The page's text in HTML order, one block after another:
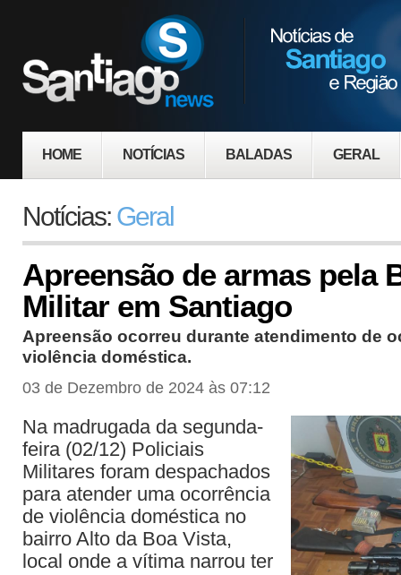
HOME NOTÍCIAS BALADAS GERAL
Notícias: Geral
Apreensão de armas pela
Militar em Santiago
Apreensão ocorreu durante atendimento de
violência doméstica.
03 de Dezembro de 2024 às 07:12
Na madrugada da segunda-
feira (02/12) Policiais
Militares foram despachados
para atender uma ocorrência
de violência doméstica no
bairro Alto da Boa Vista,
local onde a vítima narrou ter